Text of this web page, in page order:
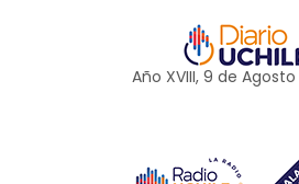
Año XVIII, 9 de Agosto